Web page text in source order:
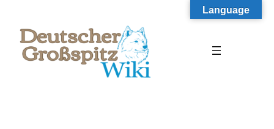
springen
Language